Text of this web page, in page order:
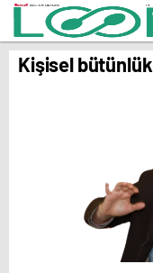
Kişisel bütünlük